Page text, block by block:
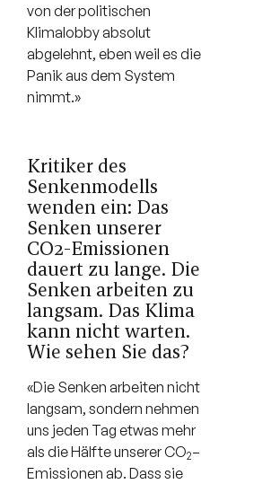
von der politischen
Klimalobby absolut
abgelehnt, eben weil es die
Panik aus dem System
nimmt.»
Kritiker des
Senkenmodells
wenden ein: Das
Senken unserer
CO2-Emissionen
dauert zu lange. Die
Senken arbeiten zu
langsam. Das Klima
kann nicht warten.
Wie sehen Sie das?
«Die Senken arbeiten nicht
langsam, sondern nehmen
uns jeden Tag etwas mehr
als die Hälfte unserer CO2–
Emissionen ab. Dass sie